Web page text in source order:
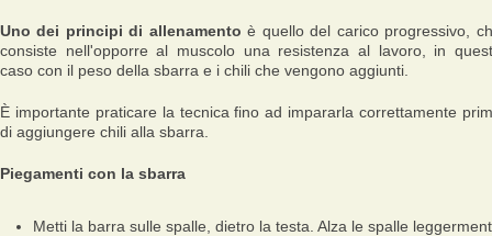
Uno dei principi di allenamentoè quello del carico progressivo,
consiste nell'opporre al muscolo una resistenza al lavoro, in
caso con il peso della sbarra e i chili che vengono aggiunti.
È importante praticare la tecnica fino ad impararla correttamente
di aggiungere chili alla sbarra.
Piegamenti con la sbarra
Metti la barra sulle spalle, dietro la testa. Alza le spalle